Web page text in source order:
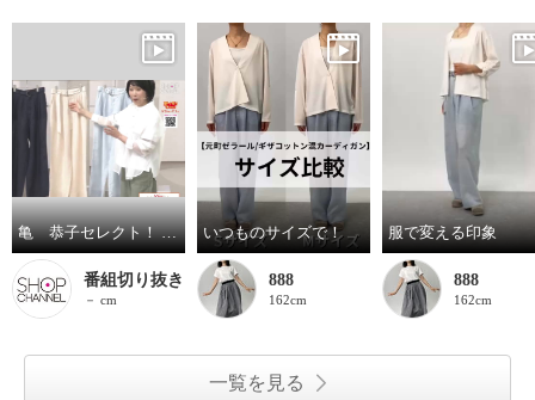
亀 恭子セレクト！ パールアンドクイーン フランス・ ノルマンディー産 プラチナプレミアムリネン １００％ 共布ベルト付ワイドパンツ
番組切り抜き
－ cm
いつものサイズで！
888
162cm
服で変える印象
888
162cm
一覧を見る